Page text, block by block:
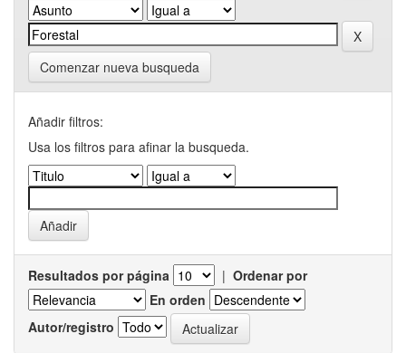
Comenzar nueva busqueda
Añadir filtros:
Usa los filtros para afinar la busqueda.
Resultados por página | Ordenar por
En orden
Autor/registro